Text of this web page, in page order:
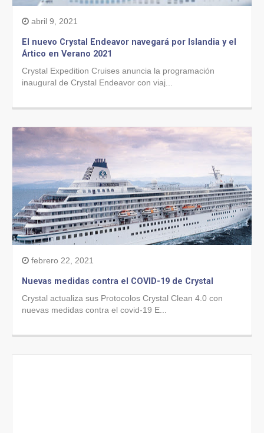
abril 9, 2021
El nuevo Crystal Endeavor navegará por Islandia y el
Ártico en Verano 2021
Crystal Expedition Cruises anuncia la programación
inaugural de Crystal Endeavor con viaj...
febrero 22, 2021
Nuevas medidas contra el COVID-19 de Crystal
Crystal actualiza sus Protocolos Crystal Clean 4.0 con
nuevas medidas contra el covid-19 E...